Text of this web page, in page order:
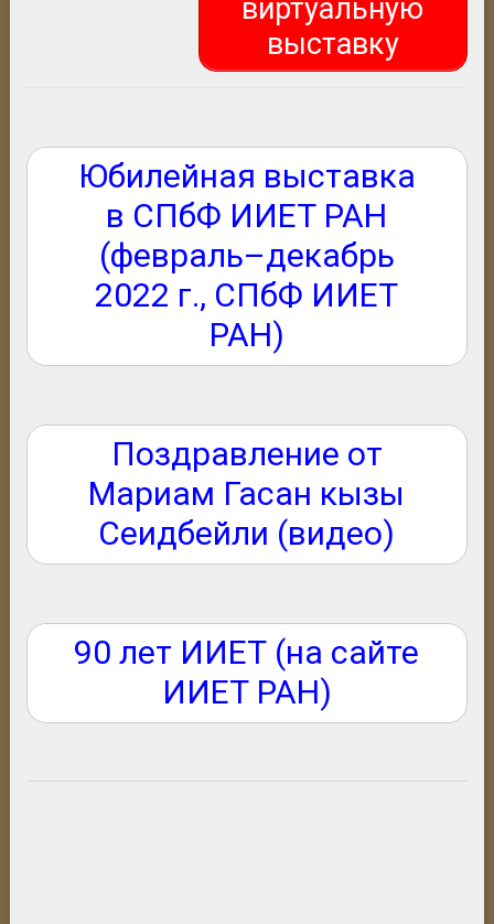
виртуальную
выставку
Юбилейная выставка
в СПбФ ИИЕТ РАН
(февраль–декабрь
2022 г., СПбФ ИИЕТ
РАН)
Поздравление от
Мариам Гасан кызы
Сеидбейли (видео)
90 лет ИИЕТ (на сайте
ИИЕТ РАН)